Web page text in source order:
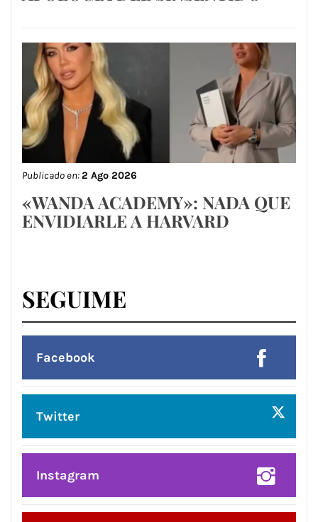
Publicado en:2 Ago 2026
«WANDA ACADEMY»: NADA QUE
ENVIDIARLE A HARVARD
SEGUIME
Facebook
Twitter
Instagram